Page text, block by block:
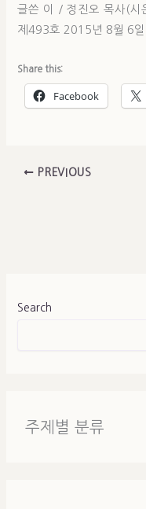
글쓴 이 / 정진오 목사(시
제493호 2015년 8월 6일.
Share this:
Facebook
PREVIOUS
Search
주제별 분류